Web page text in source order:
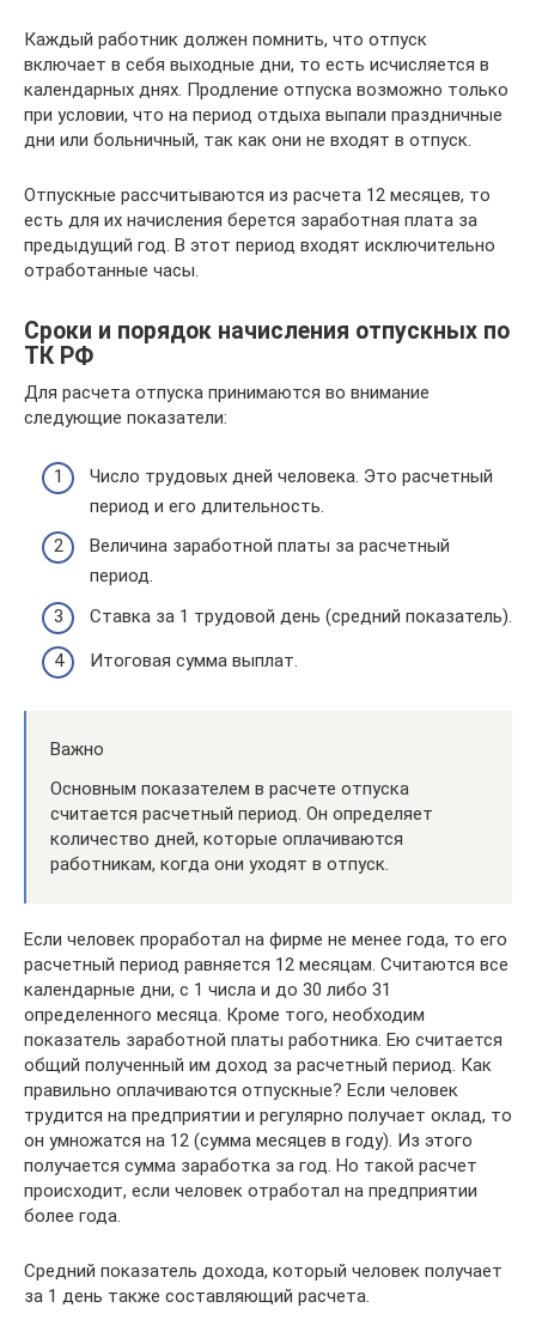
Каждый работник должен помнить, что отпуск
включает в себя выходные дни, то есть исчисляется в
календарных днях. Продление отпуска возможно только
при условии, что на период отдыха выпали праздничные
дни или больничный, так как они не входят в отпуск.
Отпускные рассчитываются из расчета 12 месяцев, то
есть для их начисления берется заработная плата за
предыдущий год. В этот период входят исключительно
отработанные часы.
Сроки и порядок начисления отпускных по
ТК РФ
Для расчета отпуска принимаются во внимание
следующие показатели:
Число трудовых дней человека. Это расчетный
период и его длительность.
Величина заработной платы за расчетный
период.
Ставка за 1 трудовой день (средний показатель).
Итоговая сумма выплат.
Важно
Основным показателем в расчете отпуска
считается расчетный период. Он определяет
количество дней, которые оплачиваются
работникам, когда они уходят в отпуск.
Если человек проработал на фирме не менее года, то его
расчетный период равняется 12 месяцам. Считаются все
календарные дни, с 1 числа и до 30 либо 31
определенного месяца. Кроме того, необходим
показатель заработной платы работника. Ею считается
общий полученный им доход за расчетный период. Как
правильно оплачиваются отпускные? Если человек
трудится на предприятии и регулярно получает оклад, то
он умножатся на 12 (сумма месяцев в году). Из этого
получается сумма заработка за год. Но такой расчет
происходит, если человек отработал на предприятии
более года.
Средний показатель дохода, который человек получает
за 1 день также составляющий расчета.